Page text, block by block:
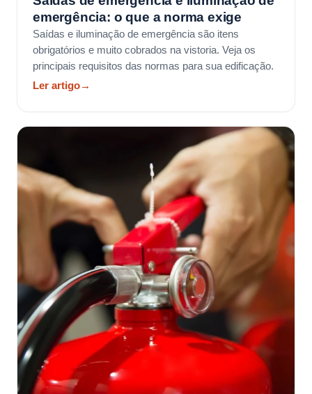
emergência: o que a norma exige
Saídas e iluminação de emergência são itens
obrigatórios e muito cobrados na vistoria. Veja os
principais requisitos das normas para sua edificação.
Ler artigo→